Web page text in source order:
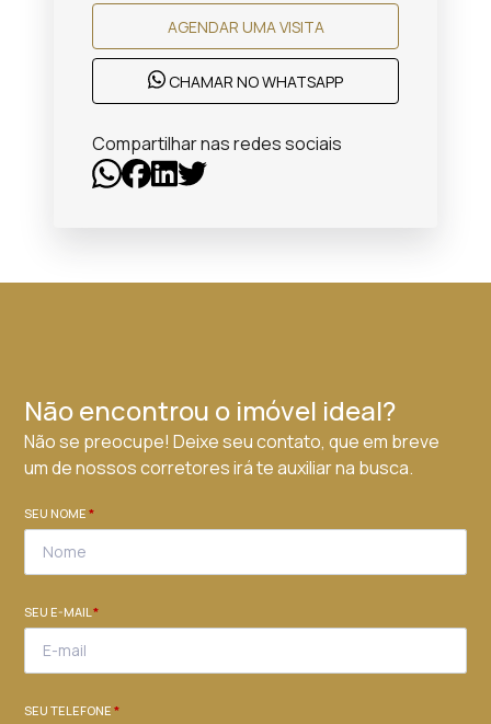
AGENDAR UMA VISITA
CHAMAR NO WHATSAPP
Compartilhar nas redes sociais
Não encontrou o imóvel ideal?
Não se preocupe! Deixe seu contato, que em breve
um de nossos corretores irá te auxiliar na busca.
SEU NOME*
SEU E-MAIL*
SEU TELEFONE*